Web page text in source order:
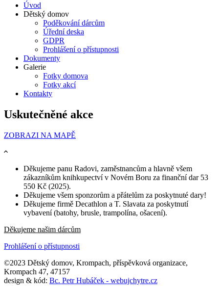
Úvod
Dětský domov
Poděkování dárcům
Úřední deska
GDPR
Prohlášení o přístupnosti
Dokumenty
Galerie
Fotky domova
Fotky akcí
Kontakty
Uskutečněné akce
ZOBRAZI NA MAPĚ
Děkujeme panu Radovi, zaměstnancům a hlavně všem
zákazníkům knihkupectví v Novém Boru za finanční dar 53
550 Kč (2025).
Děkujeme všem sponzorům a přátelům za poskytnuté dary!
Děkujeme firmě Decathlon a T. Slavata za poskytnutí
vybavení (batohy, brusle, trampolína, ošacení).
Děkujeme našim dárcům
Prohlášení o přístupnosti
©2023 Dětský domov, Krompach, příspěvková organizace,
Krompach 47, 47157
design & kód: Bc. Petr Hubáček - webujchytre.cz